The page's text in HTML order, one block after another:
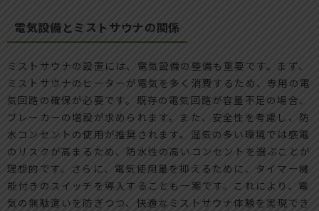
電気設備とミストサウナの関係
ミストサウナの設置には、電気設備の整備も重要です。まず、
ミストサウナのヒーターが電気を多く消費するため、専用の電
気回路の確保が必要です。既存の電気回路が容量不足の場合、
ブレーカーの増設が求められます。また、安全性を考慮し、防
水コンセントの使用が推奨されます。湿気の多い環境では感電
のリスクが高まるため、防水性の高いコンセントを選ぶことが
理想的です。さらに、電気使用量を抑えるために、タイマー機
能付きのスイッチを導入することも一案です。これにより、電
気の無駄遣いを防ぎつつ、快適なミストサウナ体験を実現でき